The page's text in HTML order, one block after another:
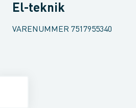
El-teknik
VARENUMMER 7517955340